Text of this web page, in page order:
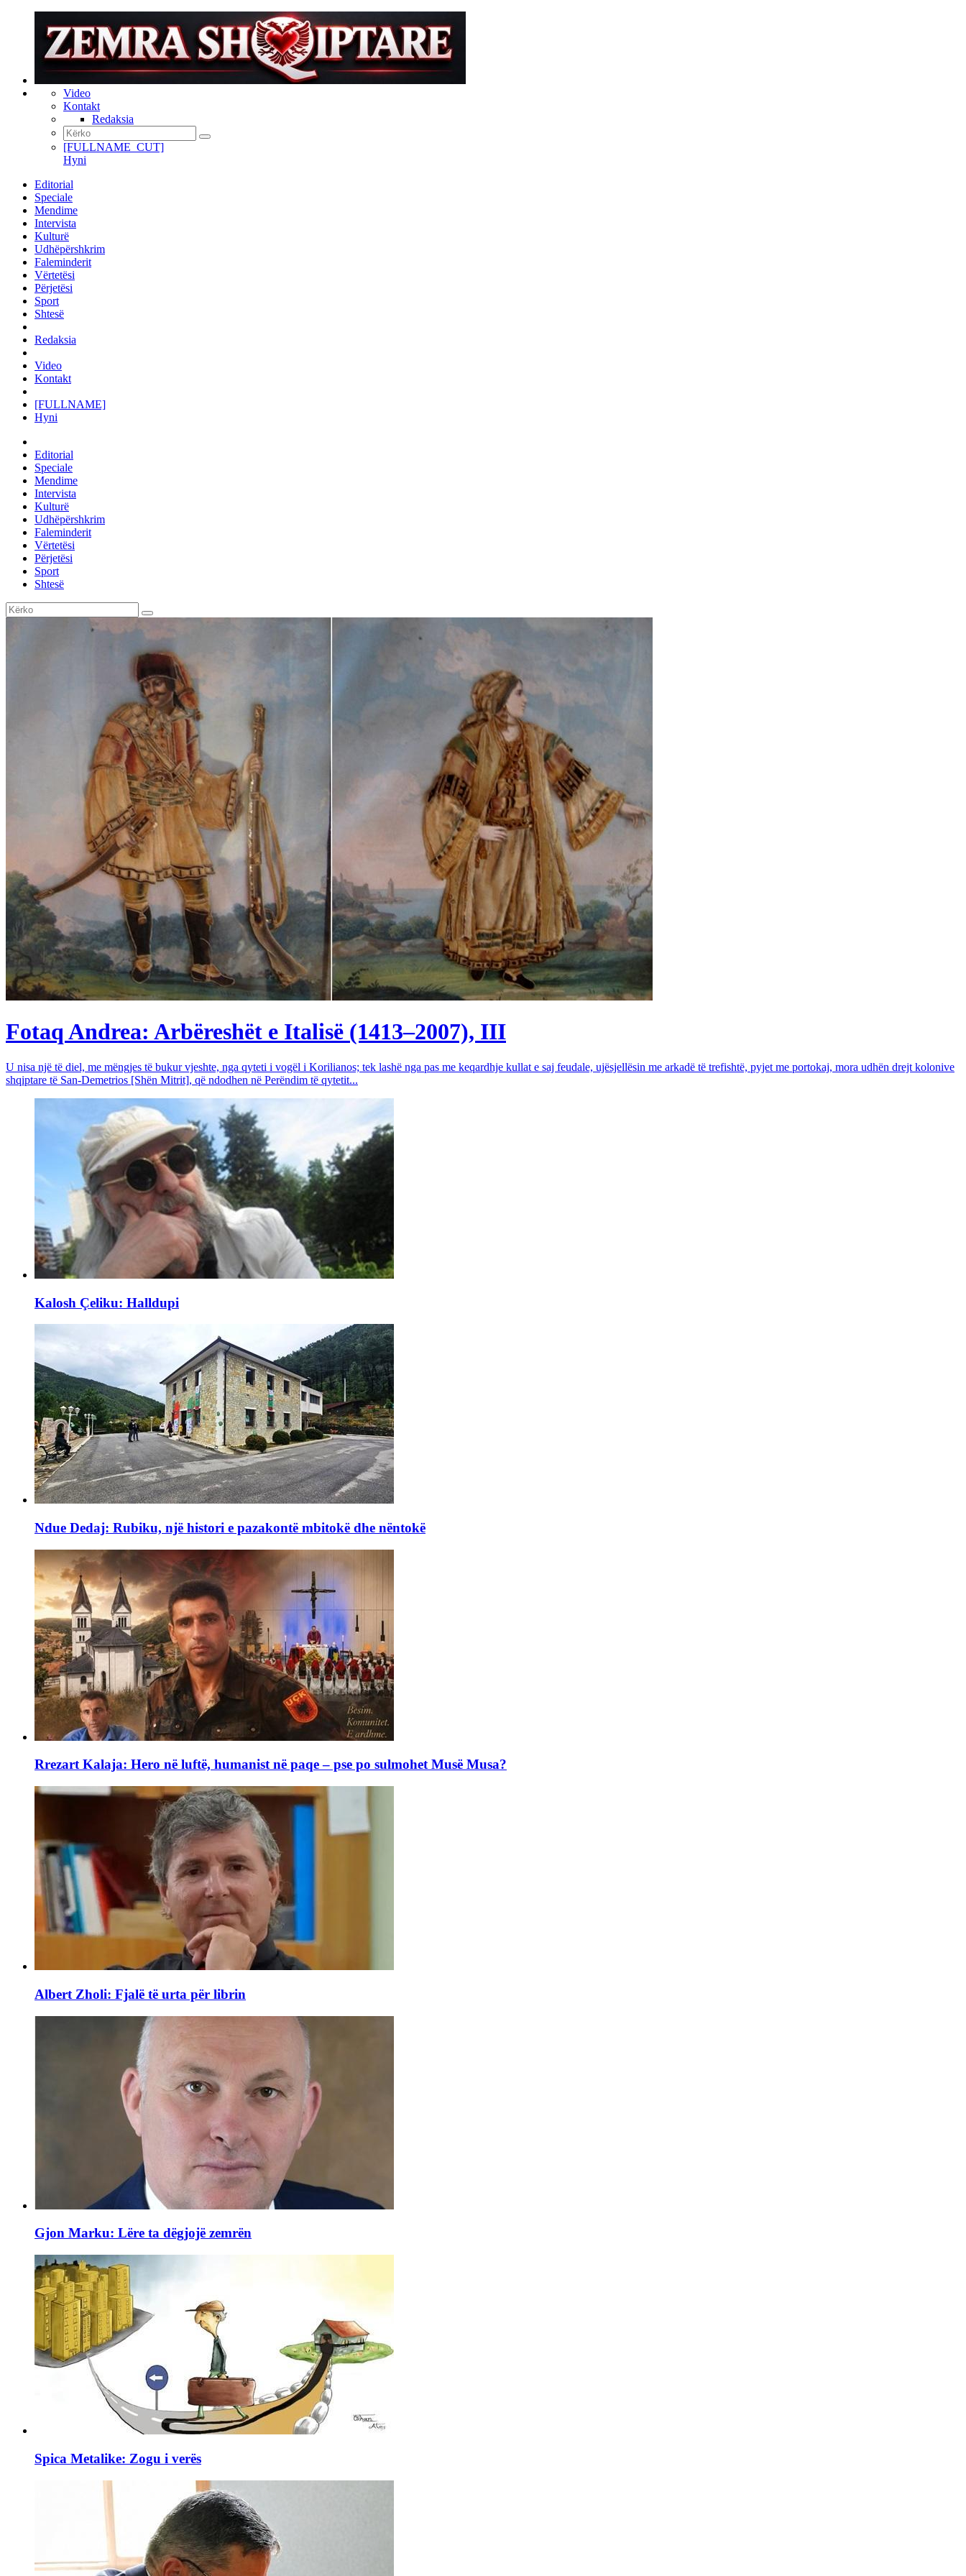
Video
Kontakt
Redaksia
[FULLNAME_CUT]
Hyni
Editorial
Speciale
Mendime
Intervista
Kulturë
Udhëpërshkrim
Faleminderit
Vërtetësi
Përjetësi
Sport
Shtesë
Redaksia
Video
Kontakt
[FULLNAME]
Hyni
Editorial
Speciale
Mendime
Intervista
Kulturë
Udhëpërshkrim
Faleminderit
Vërtetësi
Përjetësi
Sport
Shtesë
Fotaq Andrea: Arbëreshët e Italisë (1413–2007), III
U nisa një të diel, me mëngjes të bukur vjeshte, nga qyteti i vogël i Korilianos; tek lashë nga pas me keqardhje kullat e saj feudale, ujësjellësin me arkadë të trefishtë, pyjet me portokaj, mora udhën drejt kolonive
shqiptare të San-Demetrios [Shën Mitrit], që ndodhen në Perëndim të qytetit...
Kalosh Çeliku: Halldupi
Ndue Dedaj: Rubiku, një histori e pazakontë mbitokë dhe nëntokë
Rrezart Kalaja: Hero në luftë, humanist në paqe – pse po sulmohet Musë Musa?
Albert Zholi: Fjalë të urta për librin
Gjon Marku: Lëre ta dëgjojë zemrën
Spica Metalike: Zogu i verës